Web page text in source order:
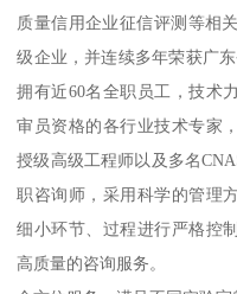
质量信用企业征信评测等相
级企业，并连续多年荣获广
拥有近60名全职员工，技术
审员资格的各行业技术专家
授级高级工程师以及多名
职咨询师，采用科学的管理
细小环节、过程进行严格控
高质量的咨询服务。